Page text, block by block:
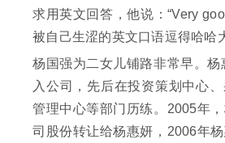
求用英文回答，他说：“Very
被自己生涩的英文口语逗得哈哈
杨国强为二女儿铺路非常早。杨
入公司，先后在投资策划中心
管理中心等部门历练。2005年
司股份转让给杨惠妍，2006年